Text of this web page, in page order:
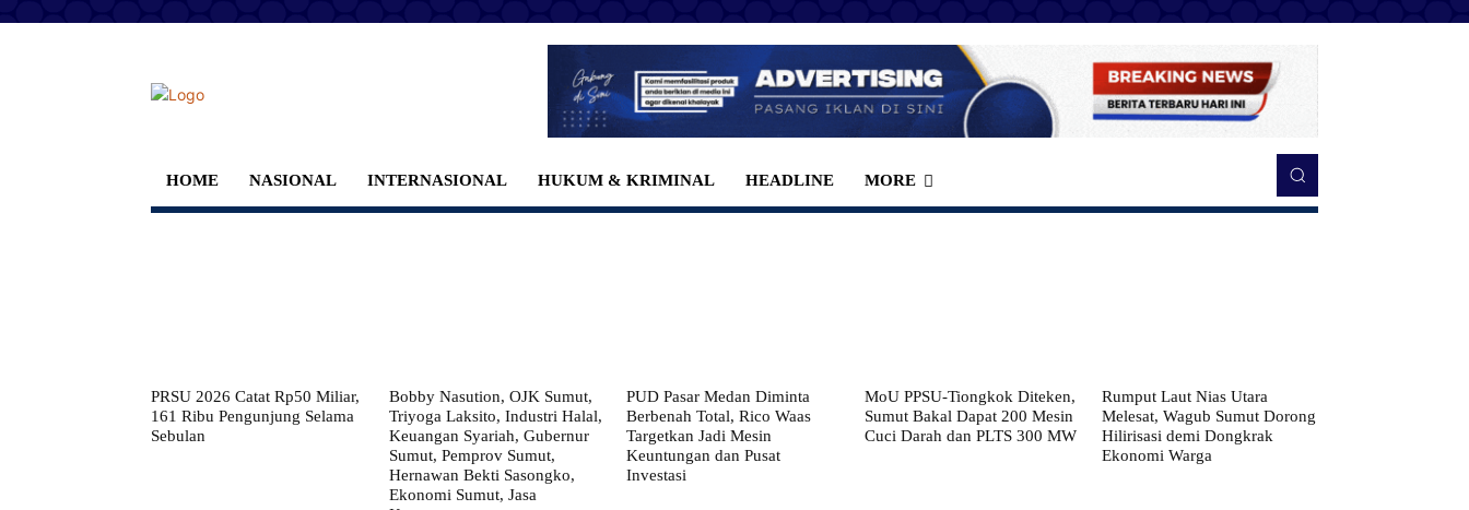
HOME NASIONAL INTERNASIONAL HUKUM & KRIMINAL HEADLINE MORE
PRSU 2026 Catat Rp50 Miliar,
161 Ribu Pengunjung Selama
Sebulan
Bobby Nasution, OJK Sumut,
Triyoga Laksito, Industri Halal,
Keuangan Syariah, Gubernur
Sumut, Pemprov Sumut,
Hernawan Bekti Sasongko,
Ekonomi Sumut, Jasa
PUD Pasar Medan Diminta
Berbenah Total, Rico Waas
Targetkan Jadi Mesin
Keuntungan dan Pusat
Investasi
MoU PPSU-Tiongkok Diteken,
Sumut Bakal Dapat 200 Mesin
Cuci Darah dan PLTS 300 MW
Rumput Laut Nias Utara
Melesat, Wagub Sumut Dorong
Hilirisasi demi Dongkrak
Ekonomi Warga